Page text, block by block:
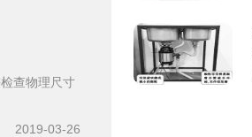
查物理尺寸
2019-03-26